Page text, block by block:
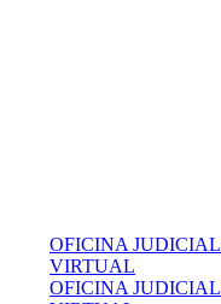
OFICINA JUDICIAL
VIRTUAL
OFICINA JUDICIAL